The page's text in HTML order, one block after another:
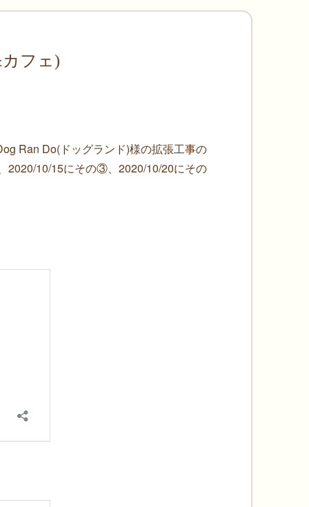
フェ)
Ran Do(ドッグランド)様の拡張工事の
10/15にその③、2020/10/20にその